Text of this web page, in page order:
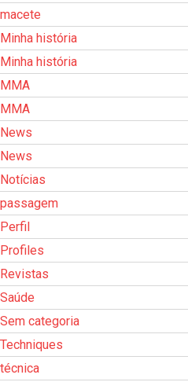
macete
Minha história
Minha história
MMA
MMA
News
News
Notícias
passagem
Perfil
Profiles
Revistas
Saúde
Sem categoria
Techniques
técnica